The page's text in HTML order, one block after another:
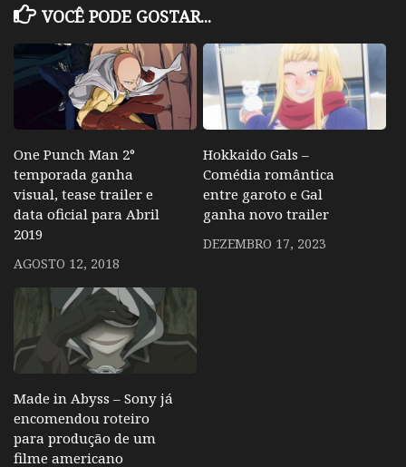
VOCÊ PODE GOSTAR...
One Punch Man 2°
temporada ganha
visual, tease trailer e
data oficial para Abril
2019
AGOSTO 12, 2018
Hokkaido Gals –
Comédia romântica
entre garoto e Gal
ganha novo trailer
DEZEMBRO 17, 2023
Made in Abyss – Sony já
encomendou roteiro
para produção de um
filme americano